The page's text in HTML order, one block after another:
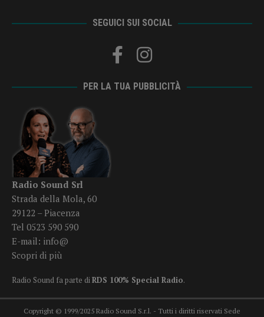
SEGUICI SUI SOCIAL
PER LA TUA PUBBLICITÀ
Radio Sound Srl
Strada della Mola, 60
29122 – Piacenza
Tel 0523 590 590
E-mail: info@
Scopri di più
Radio Sound fa parte diRDS 100% Special Radio.
Copyright © 1999/2025 Radio Sound S.r.l. - Tutti i diritti riservati Sede